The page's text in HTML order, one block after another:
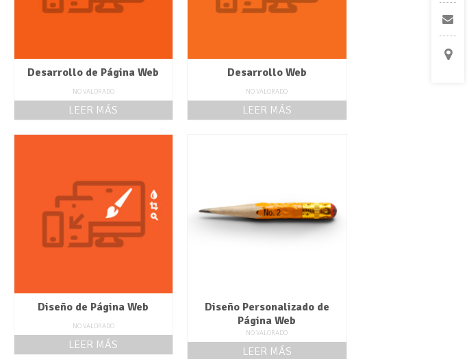
Desarrollo de Página Web
NO VALORADO
LEER MÁS
Desarrollo Web
NO VALORADO
LEER MÁS
Diseño de Página Web
NO VALORADO
LEER MÁS
Diseño Personalizado de
Página Web
NO VALORADO
LEER MÁS